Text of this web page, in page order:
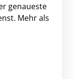
genaueste
Mehr als